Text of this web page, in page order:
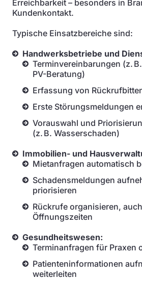
Erreichbarkeit – besonders in
Kundenkontakt.
Typische Einsatzbereiche sind:
Handwerksbetriebe und
Terminvereinbarungen (z.
PV-Beratung)
Erfassung von
Erste Störungsmeldungen
Vorauswahl und
(z. B. Wasserschaden)
Immobilien- und
Mietanfragen automatisch
Schadensmeldungen
priorisieren
Rückrufe organisieren,
Öffnungszeiten
Gesundheitswesen:
Terminanfragen für Praxen
Patienteninformationen
weiterleiten